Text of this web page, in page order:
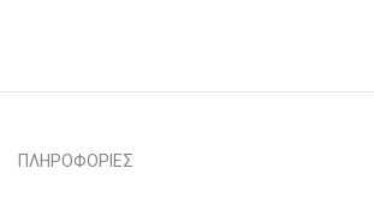
ΠΛΗΡΟΦΟΡΙΕΣ